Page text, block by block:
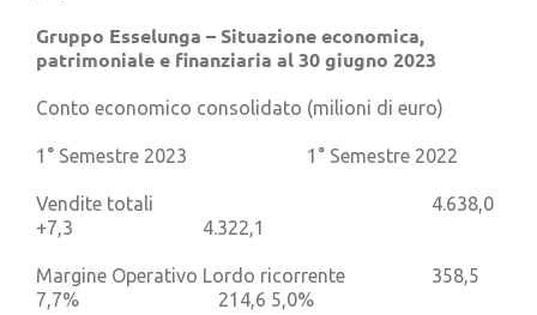
Gruppo Esselunga – Situazione economica,
patrimoniale e finanziaria al 30 giugno 2023
Conto economico consolidato (milioni di euro)
1° Semestre 2023 1° Semestre 2022
Vendite totali 4.638,0
+7,3 4.322,1
Margine Operativo Lordo ricorrente 358,5
7,7% 214,6 5,0%